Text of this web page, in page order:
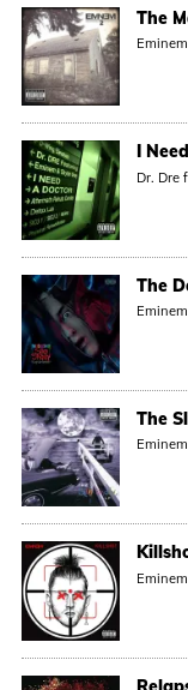
The
Eminem
I
Dr. Dre
The
Eminem
The
Eminem
Eminem